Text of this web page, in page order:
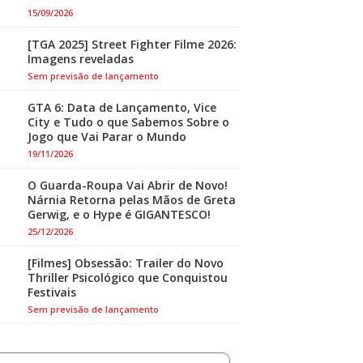
15/09/2026
[TGA 2025] Street Fighter Filme 2026:
Imagens reveladas
Sem previsão de lançamento
GTA 6: Data de Lançamento, Vice
City e Tudo o que Sabemos Sobre o
Jogo que Vai Parar o Mundo
19/11/2026
O Guarda-Roupa Vai Abrir de Novo!
Nárnia Retorna pelas Mãos de Greta
Gerwig, e o Hype é GIGANTESCO!
25/12/2026
[Filmes] Obsessão: Trailer do Novo
Thriller Psicológico que Conquistou
Festivais
Sem previsão de lançamento